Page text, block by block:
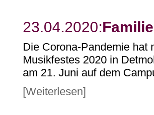
23.04.2020:
Die Corona-Pandemie hat
Musikfestes 2020 in
am 21. Juni auf dem
[Weiterlesen]